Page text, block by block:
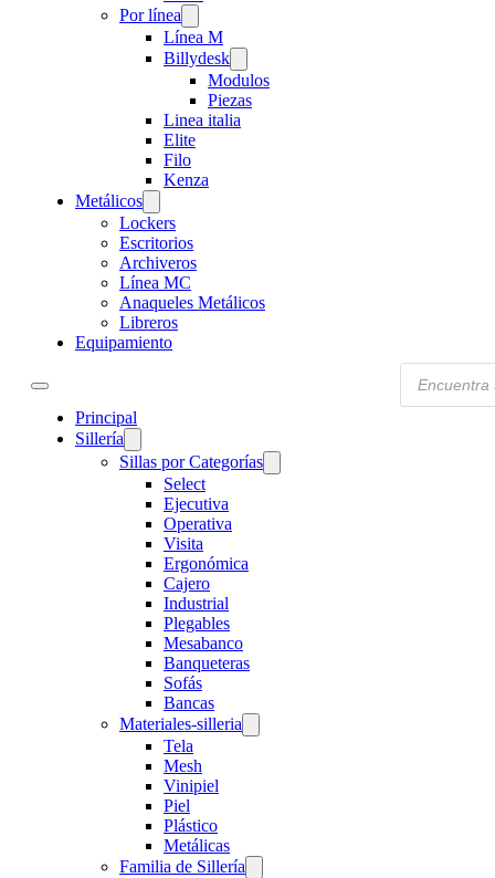
Por línea
Línea M
Billydesk
Modulos
Piezas
Linea italia
Elite
Filo
Kenza
Metálicos
Lockers
Escritorios
Archiveros
Línea MC
Anaqueles Metálicos
Libreros
Equipamiento
Principal
Sillería
Sillas por Categorías
Select
Ejecutiva
Operativa
Visita
Ergonómica
Cajero
Industrial
Plegables
Mesabanco
Banqueteras
Sofás
Bancas
Materiales-silleria
Tela
Mesh
Vinipiel
Piel
Plástico
Metálicas
Familia de Sillería
Products
search